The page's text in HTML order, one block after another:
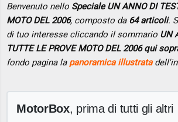
Benvenuto nello Speciale UN ANNO DI
MOTO DEL 2006, composto da 64 articoli.
di tuo interesse cliccando il sommario UN
TUTTE LE PROVE MOTO DEL 2006 qui
fondo pagina la panoramica illustrata
MotorBox, prima di tutti gli altri